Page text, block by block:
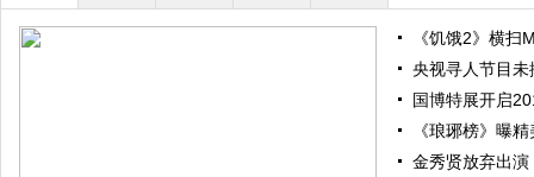
《饥饿2》横扫
央视寻人节目
国博特展开启
《琅琊榜》曝
金秀贤放弃出